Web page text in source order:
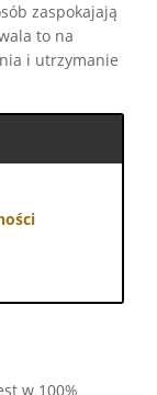
zaspokajają
to na
i utrzymanie
w 100%